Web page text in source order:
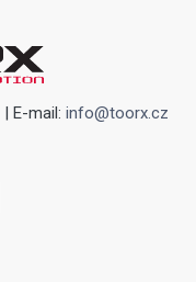
| E-mail: info@toorx.cz